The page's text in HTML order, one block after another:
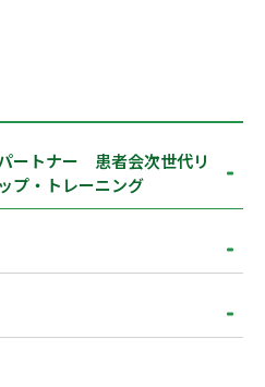
ートナー 患者会次世代リ
プ・トレーニング